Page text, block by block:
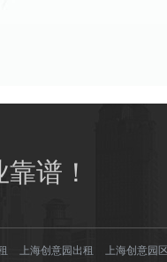
谱！
上海创意园出租 上海创意园